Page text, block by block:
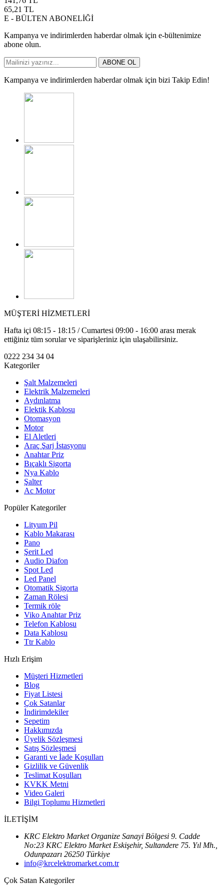
65,21 TL
E - BÜLTEN ABONELİĞİ
Kampanya ve indirimlerden haberdar olmak için e-bültenimize
abone olun.
ABONE OL
Kampanya ve indirimlerden haberdar olmak için bizi Takip Edin!
MÜŞTERİ HİZMETLERİ
Hafta içi 08:15 - 18:15 / Cumartesi 09:00 - 16:00 arası merak
ettiğiniz tüm sorular ve siparişleriniz için ulaşabilirsiniz.
0222 234 34 04
Kategoriler
Şalt Malzemeleri
Elektrik Malzemeleri
Aydınlatma
Elektik Kablosu
Otomasyon
Motor
El Aletleri
Araç Şarj İstasyonu
Anahtar Priz
Bıçaklı Sigorta
Nya Kablo
Şalter
Ac Motor
Popüler Kategoriler
Lityum Pil
Kablo Makarası
Pano
Şerit Led
Audio Diafon
Spot Led
Led Panel
Otomatik Sigorta
Zaman Rölesi
Termik röle
Viko Anahtar Priz
Telefon Kablosu
Data Kablosu
Ttr Kablo
Hızlı Erişim
Müşteri Hizmetleri
Blog
Fiyat Listesi
Çok Satanlar
İndirimdekiler
Sepetim
Hakkımızda
Üyelik Sözleşmesi
Satış Sözleşmesi
Garanti ve İade Koşulları
Gizlilik ve Güvenlik
Teslimat Koşulları
KVKK Metni
Video Galeri
Bilgi Toplumu Hizmetleri
İLETİŞİM
KRC Elektro Market Organize Sanayi Bölgesi 9. Cadde
No:23 KRC Elektro Market Eskişehir, Sultandere 75. Yıl Mh.,
Odunpazarı 26250 Türkiye
info@krcelektromarket.com.tr
Çok Satan Kategoriler